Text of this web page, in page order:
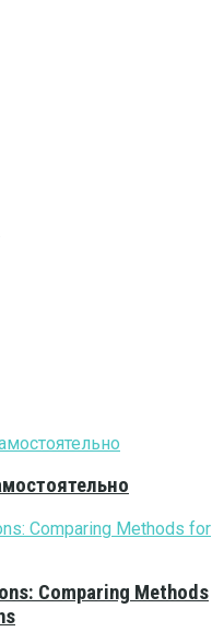
Comparing Methods